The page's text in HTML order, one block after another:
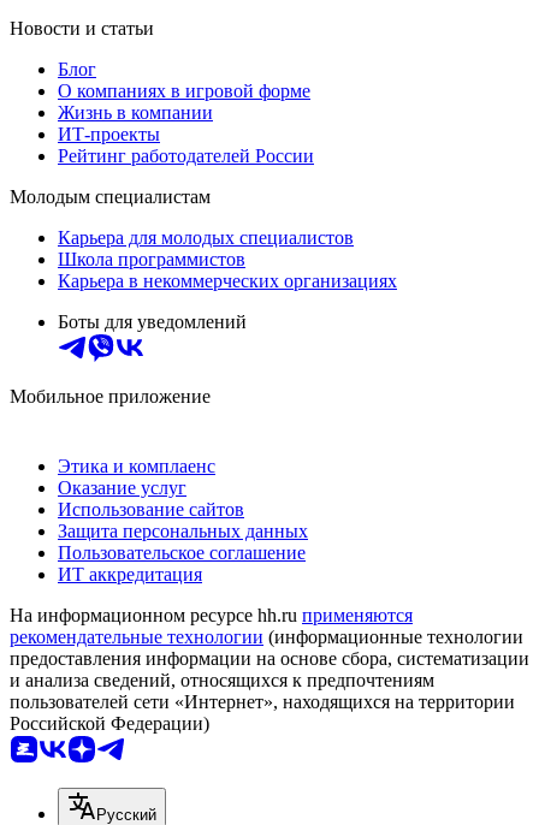
Новости и статьи
Блог
О компаниях в игровой форме
Жизнь в компании
ИТ-проекты
Рейтинг работодателей России
Молодым специалистам
Карьера для молодых специалистов
Школа программистов
Карьера в некоммерческих организациях
Боты для уведомлений
Мобильное приложение
Этика и комплаенс
Оказание услуг
Использование сайтов
Защита персональных данных
Пользовательское соглашение
ИТ аккредитация
На информационном ресурсе hh.ru применяются
рекомендательные технологии (информационные технологии
предоставления информации на основе сбора, систематизации
и анализа сведений, относящихся к предпочтениям
пользователей сети «Интернет», находящихся на территории
Российской Федерации)
Русский